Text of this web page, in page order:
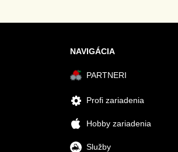
NAVIGÁCIA
PARTNERI
Profi zariadenia
Hobby zariadenia
Služby